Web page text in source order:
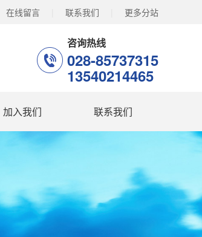
在线留言 联系我们 更多分站
咨询热线
028-85737315
13540214465
加入我们 联系我们